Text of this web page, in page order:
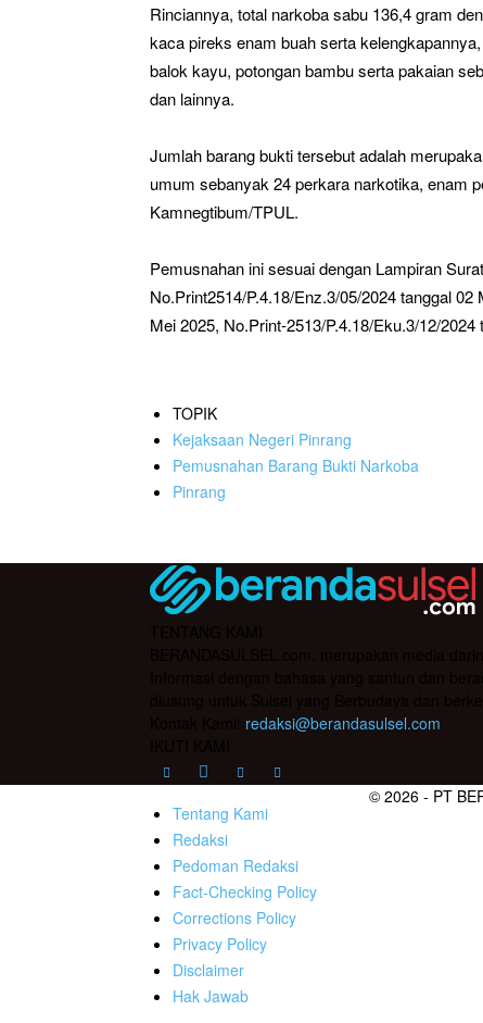
Rinciannya, total narkoba sabu 136,4 gram
kaca pireks enam buah serta
balok kayu, potongan bambu serta pakaian
dan lainnya.
Jumlah barang bukti tersebut adalah
umum sebanyak 24 perkara narkotika, enam
Kamnegtibum/TPUL.
Pemusnahan ini sesuai dengan Lampiran
No.Print2514/P.4.18/Enz.3/05/2024 tanggal
Mei 2025, No.Print-2513/P.4.18/Eku.3/12/
TOPIK
Kejaksaan Negeri Pinrang
Pemusnahan Barang Bukti Narkoba
Pinrang
redaksi@berandasulsel.com
Tentang Kami
Redaksi
Pedoman Redaksi
Fact-Checking Policy
Corrections Policy
Privacy Policy
Disclaimer
Hak Jawab
© 2026 - PT